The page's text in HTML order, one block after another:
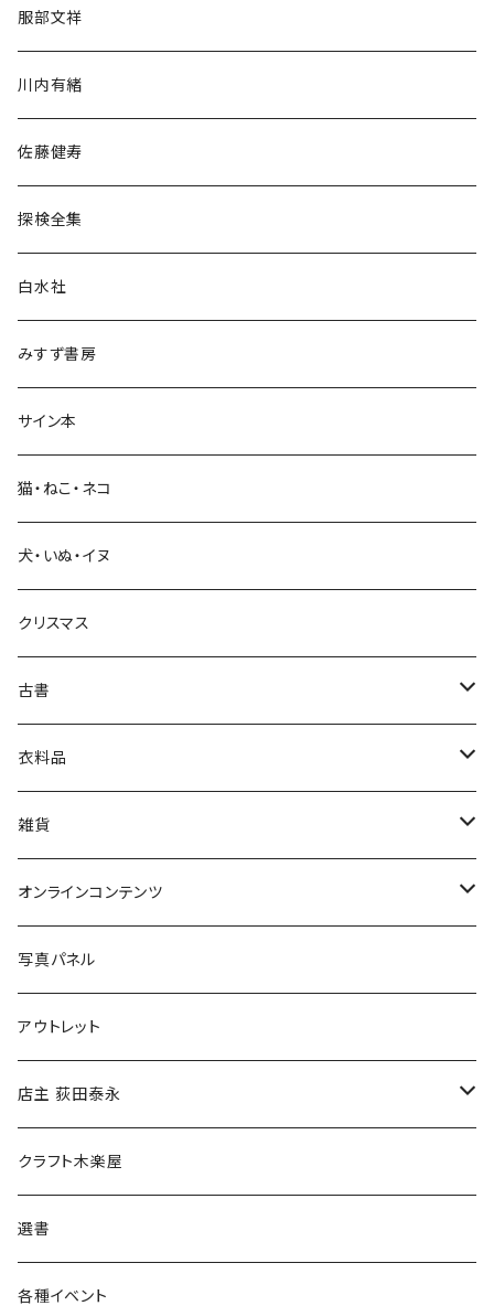
民族・風習
言語・ことば
生活・暮らし
芸術・絵画・写真
絵本・児童書
娯楽・エンターテインメント
服部文祥
川内有緒
佐藤健寿
探検全集
白水社
みすず書房
サイン本
猫・ねこ・ネコ
犬・いぬ・イヌ
クリスマス
古書
古書セット
美術
衣料品
POLEWARDS
Tシャツ
雑貨
バッグ
ブックカバー
マグカップ
傘
食料品
その他
オンラインコンテンツ
冒険クロストーク
写真パネル
アウトレット
店主 荻田泰永
書籍
ウェア
クラフト木楽屋
選書
各種イベント